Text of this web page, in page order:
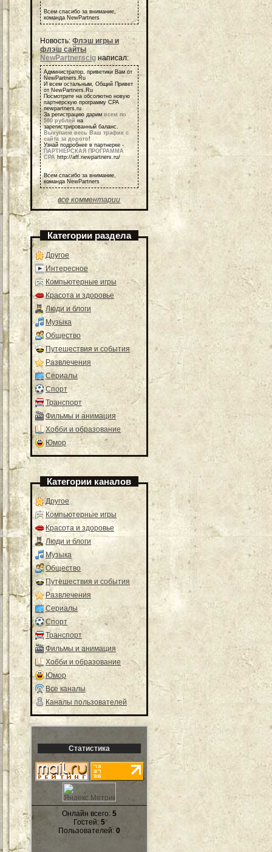
Всем спасибо за внимание,
команда NewPartners
Новость: Флэш игры и
флэш сайты
NewPartnerscig написал:
Администратор, приветики Вам от
NewPartners.Ru
И всем остальным, Общий Привет
от NewPartners.Ru
Посмотрите на обсолютно новую
партнерскую программу СРА
newpartners.ru
За регистрацию дарим всем по
500 рублей на
зарегистрированный баланс.
Выкупаем весь Ваш трафик с
сайта за дорого!
Узнай подробнее в партнерке -
ПАРТНЕРСКАЯ ПРОГРАММА
СРАhttp://aff.newpartners.ru/
Всем спасибо за внимание,
команда NewPartners
все комментарии
Категории раздела
Другое
Интересное
Компьютерные игры
Красота и здоровье
Люди и блоги
Музыка
Общество
Путешествия и события
Развлечения
Сериалы
Спорт
Транспорт
Фильмы и анимация
Хобби и образование
Юмор
Категории каналов
Другое
Компьютерные игры
Красота и здоровье
Люди и блоги
Музыка
Общество
Путешествия и события
Развлечения
Сериалы
Спорт
Транспорт
Фильмы и анимация
Хобби и образование
Юмор
Все каналы
Каналы пользователей
Статистика
Онлайн всего: 5
Гостей: 5
Пользователей: 0